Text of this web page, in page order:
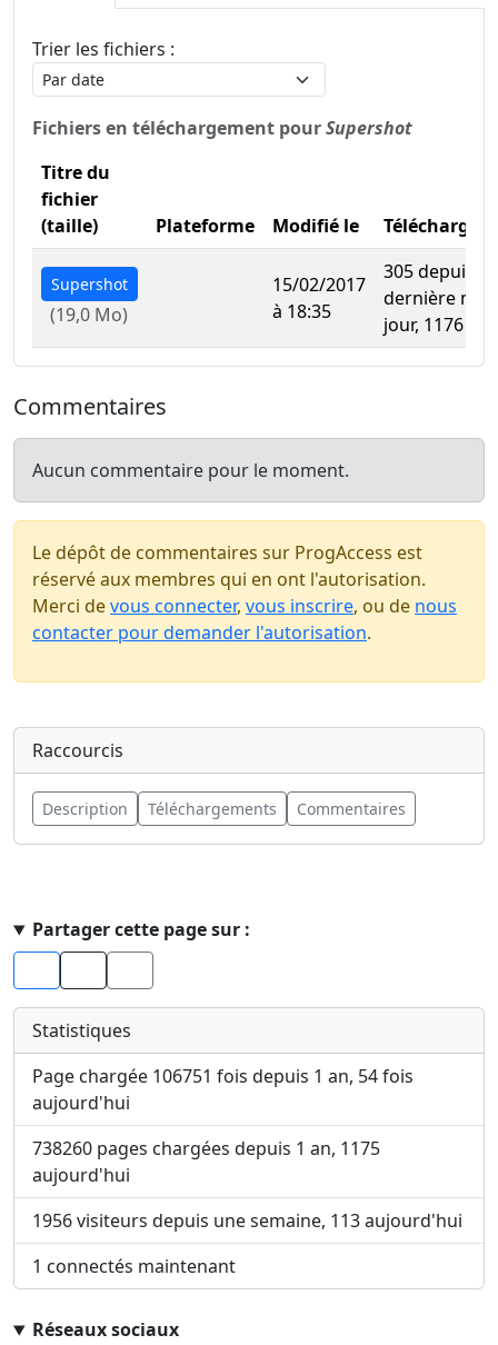
Raccourcis
Description Téléchargements Commentaires
Trier les fichiers :
Fichiers en téléchargement pourSupershot
Titre du
fichier
(taille)
Plateforme Modifié le
Supershot
(19,0 Mo)
15/02/2017
à 18:35
305 depuis la
dernière
jour, 1176 au
Commentaires
Aucun commentaire pour le moment.
Le dépôt de commentaires sur ProgAccess est
réservé aux membres qui en ont l'autorisation.
Merci devous connecter, vous inscrire, ou de nous
contacter pour demander l'autorisation.
Partager cette page sur :
Facebook
Statistiques
Page chargée 106751 fois depuis 1 an, 54 fois
aujourd'hui
738260 pages chargées depuis 1 an, 1175
aujourd'hui
1956 visiteurs depuis une semaine, 113 aujourd'hui
1 connectés maintenant
Réseaux sociaux